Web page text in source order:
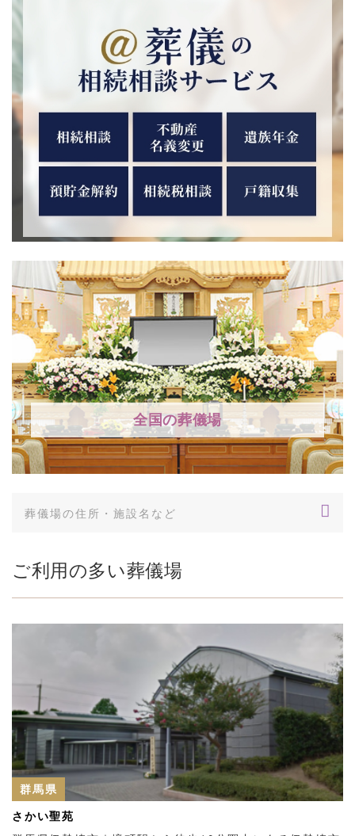
全国の葬儀場
ご利用の多い葬儀場
群馬県
さかい聖苑